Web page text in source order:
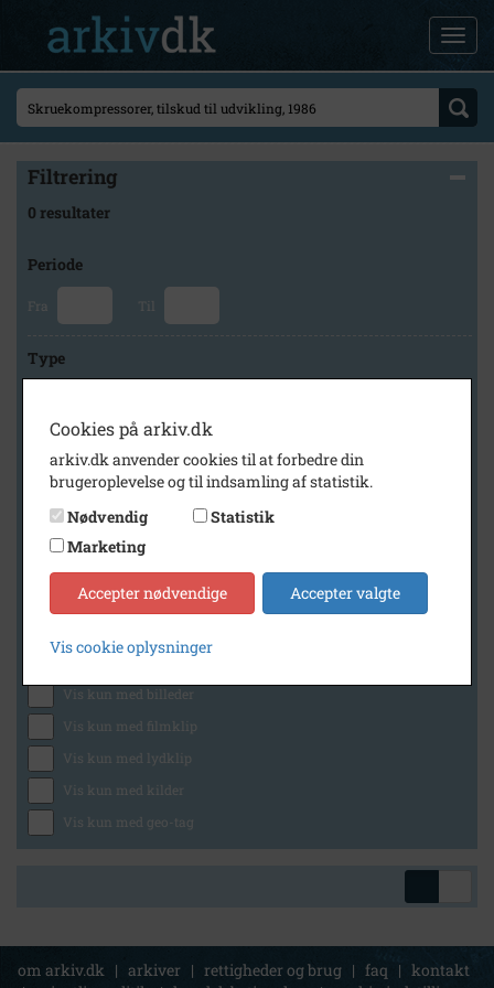
Filtrering
0 resultater
Periode
Fra Til
Type
Arkiv
Brødrene Grams historiske arkiv og museum
Generelt
Vis kun med billeder
Vis kun med filmklip
Vis kun med lydklip
Vis kun med kilder
Vis kun med geo-tag
om arkiv.dk | arkiver | rettigheder og brug | faq | kontakt
Cookies på arkiv.dk
arkiv.dk anvender cookies til at forbedre din
brugeroplevelse og til indsamling af statistik.
Nødvendig
Statistik
Marketing
Accepter nødvendige Accepter valgte
Vis cookie oplysninger